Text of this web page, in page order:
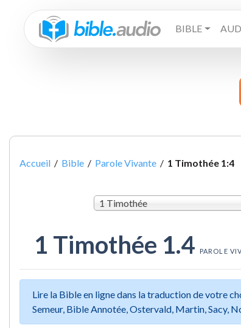
BIBLE
Accueil / Bible / Parole Vivante / 1 Timothée 1:4
1 Timothée
1 Timothée 1.4 PAROLE
Lire la Bible en ligne dans la traduction de votre
Semeur, Bible Annotée, Ostervald, Martin, Sacy,